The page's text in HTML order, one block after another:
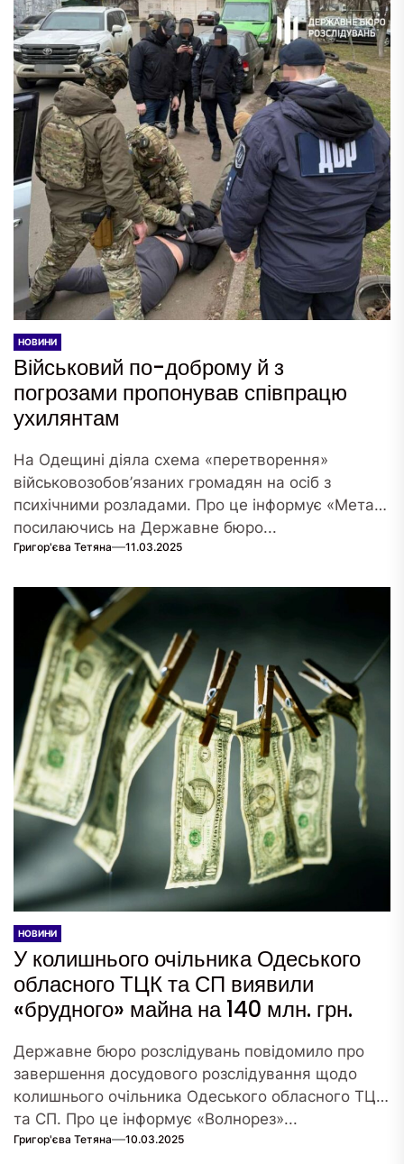
НОВИНИ
Військовий по-доброму й з
погрозами пропонував співпрацю
ухилянтам
На Одещині діяла схема «перетворення»
військовозобов’язаних громадян на осіб з
психічними розладами. Про це інформує «Мета»,
посилаючись на Державне бюро...
Григор'єва Тетяна 11.03.2025
НОВИНИ
У колишнього очільника Одеського
обласного ТЦК та СП виявили
«брудного» майна на 140 млн. грн.
Державне бюро розслідувань повідомило про
завершення досудового розслідування щодо
колишнього очільника Одеського обласного ТЦК
та СП. Про це інформує «Волнорез»...
Григор'єва Тетяна 10.03.2025